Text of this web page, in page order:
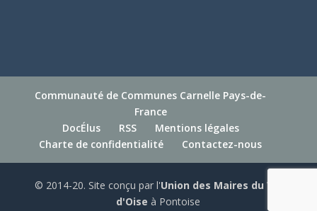
Communauté de Communes Carnelle Pays-de-
France
DocÉlus
RSS
Mentions légales
Charte de confidentialité
Contactez-nous
© 2014-20. Site conçu par l'Union des Maires du Val
d'Oise à Pontoise